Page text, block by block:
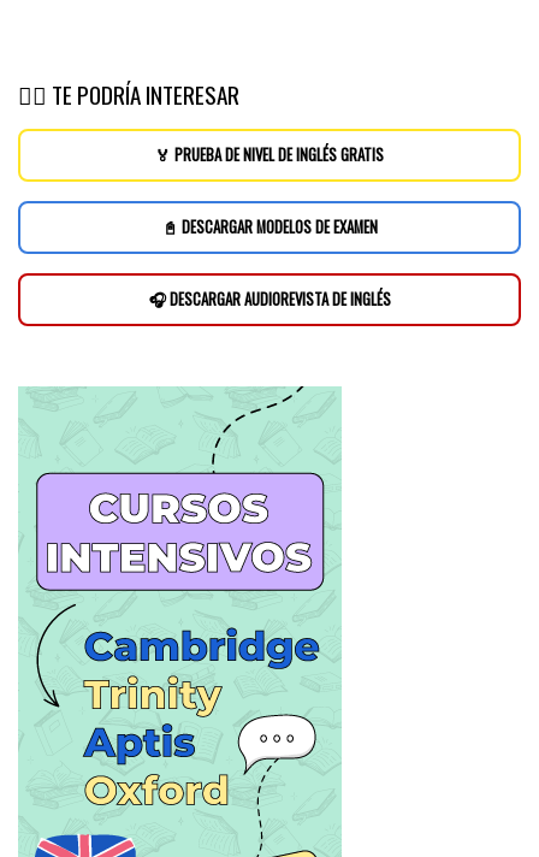
👉🏽 TE PODRÍA INTERESAR
🏅 PRUEBA DE NIVEL DE INGLÉS GRATIS
📓 DESCARGAR MODELOS DE EXAMEN
🎧 DESCARGAR AUDIOREVISTA DE INGLÉS